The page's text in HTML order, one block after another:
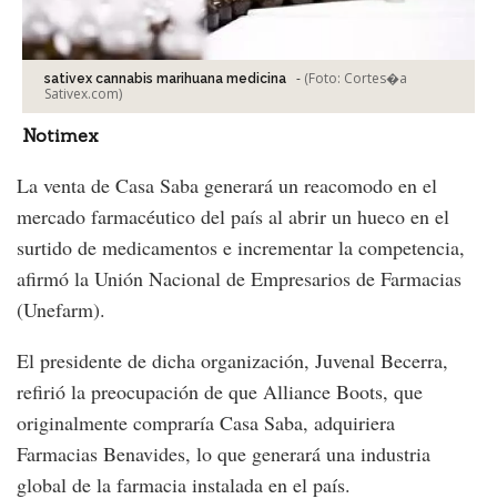
sativex cannabis marihuana medicina - (Foto: Cortes�a
Sativex.com)
Notimex
La venta de Casa Saba generará un reacomodo en el
mercado farmacéutico del país al abrir un hueco en el
surtido de medicamentos e incrementar la competencia,
afirmó la Unión Nacional de Empresarios de Farmacias
(Unefarm).
El presidente de dicha organización, Juvenal Becerra,
refirió la preocupación de que Alliance Boots, que
originalmente compraría Casa Saba, adquiriera
Farmacias Benavides, lo que generará una industria
global de la farmacia instalada en el país.